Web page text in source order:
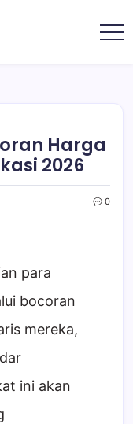
Harga
2026
0
para
bocoran
mereka,
ini akan